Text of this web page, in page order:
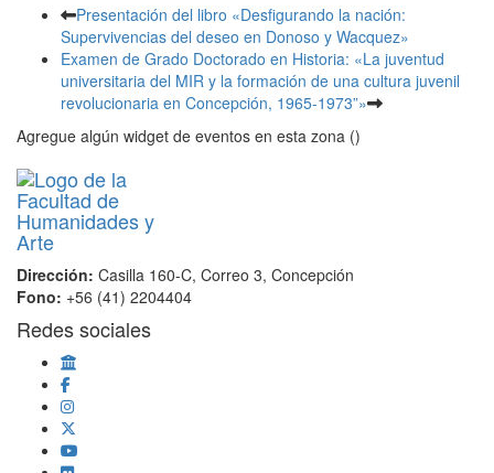
Presentación del libro «Desfigurando la nación:
Supervivencias del deseo en Donoso y Wacquez»
Examen de Grado Doctorado en Historia: «La juventud
universitaria del MIR y la formación de una cultura juvenil
revolucionaria en Concepción, 1965-1973”»
Agregue algún widget de eventos en esta zona ()
Dirección: Casilla 160-C, Correo 3, Concepción
Fono: +56 (41) 2204404
Redes sociales